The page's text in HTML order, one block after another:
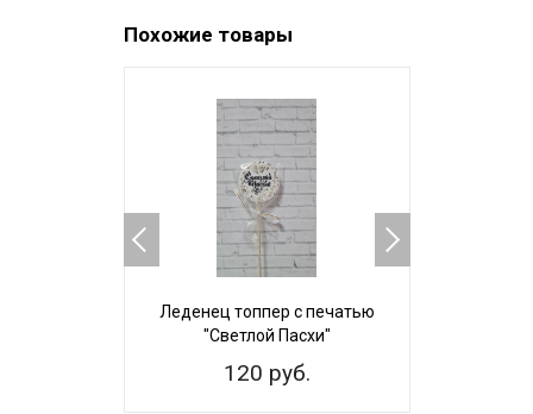
Похожие товары
Леденец топпер с печатью
"Светлой Пасхи"
120 руб.